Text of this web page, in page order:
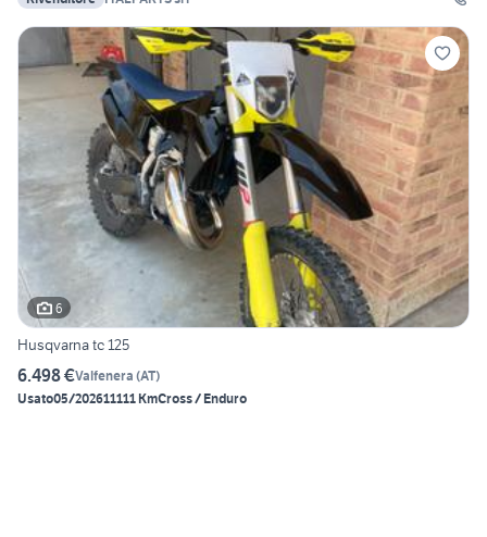
6
Husqvarna tc 125
6.498 €Valfenera (AT)
Usato05/202611111 KmCross / Enduro